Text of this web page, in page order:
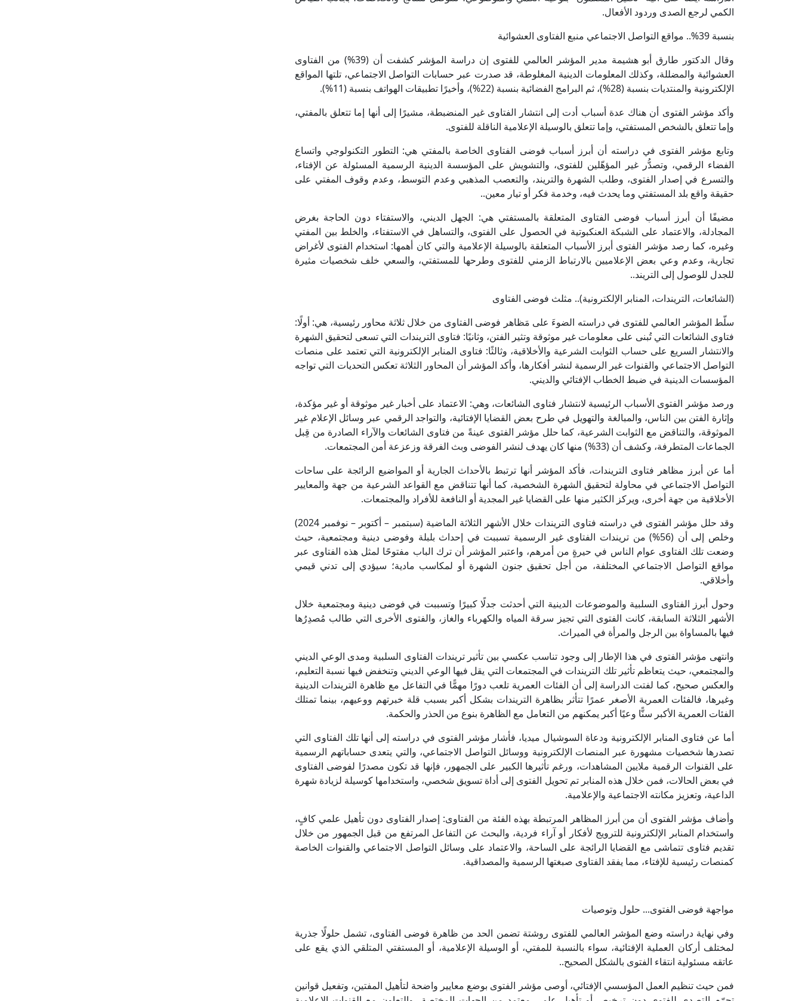
الكمي لرجع الصدى وردود الأفعال.
بنسبة 39%.. مواقع التواصل الاجتماعي منبع الفتاوى العشوائية
وقال الدكتور طارق أبو هشيمة مدير المؤشر العالمي للفتوى إن دراسة المؤشر كشفت أن (39%) من الفتاوى
العشوائية والمضللة، وكذلك المعلومات الدينية المغلوطة، قد صدرت عبر حسابات التواصل الاجتماعي، تلتها المواقع
الإلكترونية والمنتديات بنسبة (28%)، ثم البرامج الفضائية بنسبة (22%)، وأخيرًا تطبيقات الهواتف بنسبة (11%).
وأكد مؤشر الفتوى أن هناك عدة أسباب أدت إلى انتشار الفتاوى غير المنضبطة، مشيرًا إلى أنها إما تتعلق بالمفتي،
وإما تتعلق بالشخص المستفتي، وإما تتعلق بالوسيلة الإعلامية الناقلة للفتوى.
وتابع مؤشر الفتوى في دراسته أن أبرز أسباب فوضى الفتاوى الخاصة بالمفتي هي: التطور التكنولوجي واتساع
الفضاء الرقمي، وتصدُّر غير المؤهّلين للفتوى، والتشويش على المؤسسة الدينية الرسمية المسئولة عن الإفتاء،
والتسرع في إصدار الفتوى، وطلب الشهرة والتريند، والتعصب المذهبي وعدم التوسط، وعدم وقوف المفتي على
حقيقة واقع بلد المستفتي وما يحدث فيه، وخدمة فكر أو تيار معين..
مضيفًا أن أبرز أسباب فوضى الفتاوى المتعلقة بالمستفتي هي: الجهل الديني، والاستفتاء دون الحاجة بغرض
المجادلة، والاعتماد على الشبكة العنكبوتية في الحصول على الفتوى، والتساهل في الاستفتاء، والخلط بين المفتي
وغيره، كما رصد مؤشر الفتوى أبرز الأسباب المتعلقة بالوسيلة الإعلامية والتي كان أهمها: استخدام الفتوى لأغراض
تجارية، وعدم وعي بعض الإعلاميين بالارتباط الزمني للفتوى وطرحها للمستفتي، والسعي خلف شخصيات مثيرة
للجدل للوصول إلى التريند..
(الشائعات، التريندات، المنابر الإلكترونية).. مثلث فوضى الفتاوى
سلّط المؤشر العالمي للفتوى في دراسته الضوءَ على مَظاهر فوضى الفتاوى من خلال ثلاثة محاور رئيسية، هي: أولًا:
فتاوى الشائعات التي تُبنى على معلومات غير موثوقة وتثير الفتن، وثانيًا: فتاوى التريندات التي تسعى لتحقيق الشهرة
والانتشار السريع على حساب الثوابت الشرعية والأخلاقية، وثالثًا: فتاوى المنابر الإلكترونية التي تعتمد على منصات
التواصل الاجتماعي والقنوات غير الرسمية لنشر أفكارها، وأكد المؤشر أن المحاور الثلاثة تعكس التحديات التي تواجه
المؤسسات الدينية في ضبط الخطاب الإفتائي والديني.
ورصد مؤشر الفتوى الأسباب الرئيسية لانتشار فتاوى الشائعات، وهي: الاعتماد على أخبار غير موثوقة أو غير مؤكدة،
وإثارة الفتن بين الناس، والمبالغة والتهويل في طرح بعض القضايا الإفتائية، والتواجد الرقمي عبر وسائل الإعلام غير
الموثوقة، والتناقض مع الثوابت الشرعية، كما حلل مؤشر الفتوى عينةً من فتاوى الشائعات والآراء الصادرة من قِبل
الجماعات المتطرفة، وكشف أن (33%) منها كان يهدف لنشر الفوضى وبث الفرقة وزعزعة أمن المجتمعات.
أما عن أبرز مظاهر فتاوى التريندات، فأكد المؤشر أنها ترتبط بالأحداث الجارية أو المواضيع الرائجة على ساحات
التواصل الاجتماعي في محاولة لتحقيق الشهرة الشخصية، كما أنها تتناقض مع القواعد الشرعية من جهة والمعايير
الأخلاقية من جهة أخرى، ويركز الكثير منها على القضايا غير المجدية أو النافعة للأفراد والمجتمعات.
وقد حلل مؤشر الفتوى في دراسته فتاوى التريندات خلال الأشهر الثلاثة الماضية (سبتمبر – أكتوبر – نوفمبر 2024)
وخلص إلى أن (56%) من تريندات الفتاوى غير الرسمية تسببت في إحداث بلبلة وفوضى دينية ومجتمعية، حيث
وضعت تلك الفتاوى عوام الناس في حيرةٍ من أمرهم، واعتبر المؤشر أن ترك الباب مفتوحًا لمثل هذه الفتاوى عبر
مواقع التواصل الاجتماعي المختلفة، من أجل تحقيق جنون الشهرة أو لمكاسب مادية؛ سيؤدي إلى تدني قيمي
وأخلاقي.
وحول أبرز الفتاوى السلبية والموضوعات الدينية التي أحدثت جدلًا كبيرًا وتسببت في فوضى دينية ومجتمعية خلال
الأشهر الثلاثة السابقة، كانت الفتوى التي تجيز سرقة المياه والكهرباء والغاز، والفتوى الأخرى التي طالب مُصدِرُها
فيها بالمساواة بين الرجل والمرأة في الميراث.
وانتهى مؤشر الفتوى في هذا الإطار إلى وجود تناسب عكسي بين تأثير تريندات الفتاوى السلبية ومدى الوعي الديني
والمجتمعي، حيث يتعاظم تأثير تلك التريندات في المجتمعات التي يقل فيها الوعي الديني وتنخفض فيها نسبة التعليم،
والعكس صحيح، كما لفتت الدراسة إلى أن الفئات العمرية تلعب دورًا مهمًّا في التفاعل مع ظاهرة التريندات الدينية
وغيرها، فالفئات العمرية الأصغر عمرًا تتأثر بظاهرة التريندات بشكل أكبر بسبب قلة خبرتهم ووعيهم، بينما تمتلك
الفئات العمرية الأكبر سنًّا وعيًا أكبر يمكنهم من التعامل مع الظاهرة بنوع من الحذر والحكمة.
أما عن فتاوى المنابر الإلكترونية ودعاة السوشيال ميديا، فأشار مؤشر الفتوى في دراسته إلى أنها تلك الفتاوى التي
تصدرها شخصيات مشهورة عبر المنصات الإلكترونية ووسائل التواصل الاجتماعي، والتي يتعدى حساباتهم الرسمية
على القنوات الرقمية ملايين المشاهدات، ورغم تأثيرها الكبير على الجمهور، فإنها قد تكون مصدرًا لفوضى الفتاوى
في بعض الحالات، فمن خلال هذه المنابر تم تحويل الفتوى إلى أداة تسويق شخصي، واستخدامها كوسيلة لزيادة شهرة
الداعية، وتعزيز مكانته الاجتماعية والإعلامية.
وأضاف مؤشر الفتوى أن من أبرز المظاهر المرتبطة بهذه الفئة من الفتاوى: إصدار الفتاوى دون تأهيل علمي كافٍ،
واستخدام المنابر الإلكترونية للترويج لأفكار أو آراء فردية، والبحث عن التفاعل المرتفع من قبل الجمهور من خلال
تقديم فتاوى تتماشى مع القضايا الرائجة على الساحة، والاعتماد على وسائل التواصل الاجتماعي والقنوات الخاصة
كمنصات رئيسية للإفتاء، مما يفقد الفتاوى صبغتها الرسمية والمصداقية.
مواجهة فوضى الفتوى... حلول وتوصيات
وفي نهاية دراسته وضع المؤشر العالمي للفتوى روشتة تضمن الحد من ظاهرة فوضى الفتاوى، تشمل حلولًا جذرية
لمختلف أركان العملية الإفتائية، سواء بالنسبة للمفتي، أو الوسيلة الإعلامية، أو المستفتي المتلقي الذي يقع على
عاتقه مسئولية انتقاء الفتوى بالشكل الصحيح..
فمن حيث تنظيم العمل المؤسسي الإفتائي، أوصى مؤشر الفتوى بوضع معايير واضحة لتأهيل المفتين، وتفعيل قوانين